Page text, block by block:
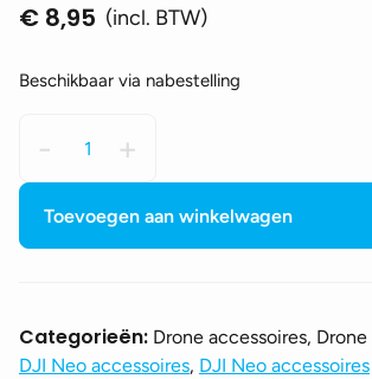
€ 8,95 (incl. BTW)
Beschikbaar via nabestelling
-
Extended
Landing
gear
DJI
Grijs
aantal
+
Toevoegen aan winkelwagen
Categorieën: Drone accessoires,
DJI Neo accessoires, DJI Neo accessoires